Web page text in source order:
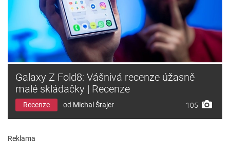
Galaxy Z Fold8: Vášnivá recenze úžasně
malé skládačky | Recenze
Recenze od Michal Šrajer 105
Reklama